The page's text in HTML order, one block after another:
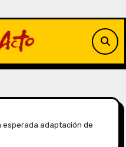
esperada adaptación de